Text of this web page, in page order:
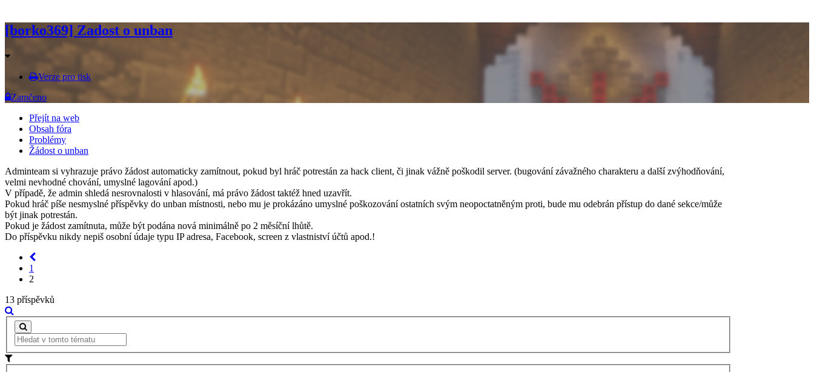
[borko369] Zadost o unban
Verze pro tisk
Zamčeno
Přejít na web
Obsah fóra
Problémy
Žádost o unban
Adminteam si vyhrazuje právo žádost automaticky zamítnout, pokud byl hráč potrestán za hack client, či jinak vážně poškodil server. (bugování závažného charakteru a další zvýhodňování,
velmi nevhodné chování, umyslné lagování apod.)
V případě, že admin shledá nesrovnalosti v hlasování, má právo žádost taktéž hned uzavřít.
Pokud hráč píše nesmyslné příspěvky do unban místnosti, nebo mu je prokázáno umyslné poškozování ostatních svým neopoctatněným proti, bude mu odebrán přístup do dané sekce/může
být jinak potrestán.
Pokud je žádost zamítnuta, může být podána nová minimálně po 2 měsíční lhůtě.
Do příspěvku nikdy nepiš osobní údaje typu IP adresa, Facebook, screen z vlastniství účtů apod.!
1
2
13 příspěvků